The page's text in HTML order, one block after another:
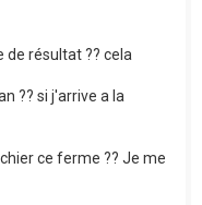
de résultat ?? cela
?? si j'arrive a la
ce ferme ?? Je me